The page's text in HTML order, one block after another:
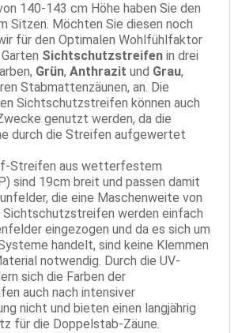
140-143 cm Höhe haben Sie den
Sitzen. Möchten Sie diesen noch
für den Optimalen Wohlfühlfaktor
Sichtschutzstreifen in drei
Grün, Anthrazit und Grau,
Stabmattenzäunen, an. Die
Sichtschutzstreifen können auch
genutzt werden, da die
durch die Streifen aufgewertet
Streifen aus wetterfestem
sind 19cm breit und passen damit
die eine Maschenweite von
Sichtschutzstreifen werden einfach
eingezogen und da es sich um
handelt, sind keine Klemmen
notwendig. Durch die UV-
sich die Farben der
auch nach intensiver
nicht und bieten einen langjährig
für die Doppelstab-Zäune.